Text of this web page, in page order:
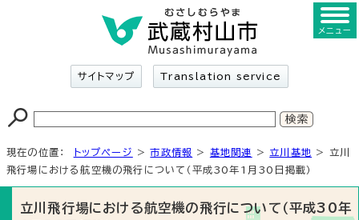
サイトマップ Translation service
メニュー
現在の位置： トップページ >市政情報 > 基地関連 > 立川基地
> 立川
飛行場における航空機の飛行について（平成30年1月30日掲載）
立川飛行場における航空機の飛行について（平成30年